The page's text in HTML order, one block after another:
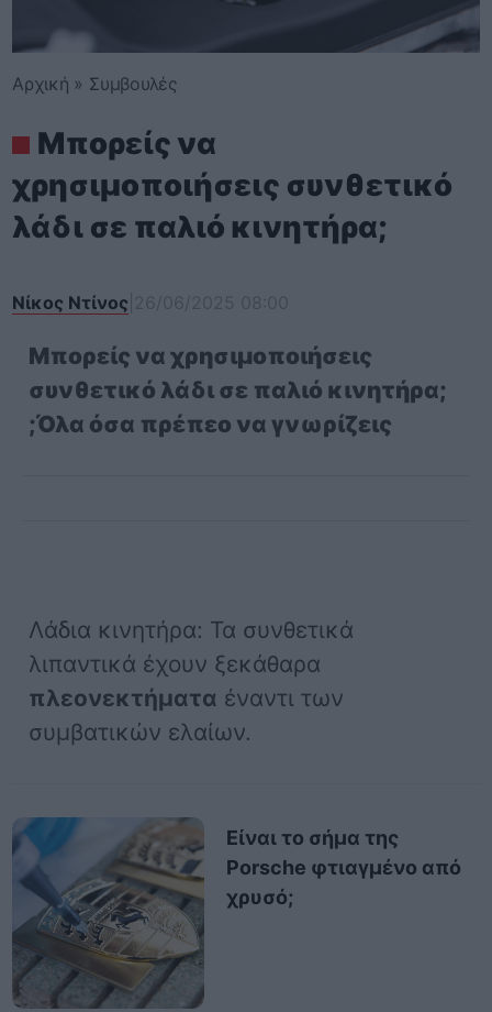
Αρχική » Συμβουλές
Μπορείς να
χρησιμοποιήσεις συνθετικό
λάδι σε παλιό κινητήρα;
Νίκος Ντίνος
Μπορείς να χρησιμοποιήσεις
συνθετικό λάδι σε παλιό κινητήρα;
;Όλα όσα πρέπεο να γνωρίζεις
Λάδια κινητήρα: Τα συνθετικά
λιπαντικά έχουν ξεκάθαρα
πλεονεκτήματα έναντι των
συμβατικών ελαίων.
Είναι το σήμα της
Porsche φτιαγμένο από
χρυσό;